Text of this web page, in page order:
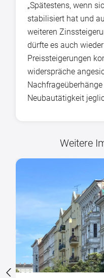
„Spätestens, wenn
stabilisiert hat und
weiteren
dürfte es auch
Preissteigerungen
widerspräche
Neubautätigkeit
Weitere